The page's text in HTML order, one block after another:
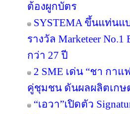
ต้องผูกบัตร
SYSTEMA ขึ้นแท่น
รางวัล Marketeer
กว่า 27 ปี
2 SME เด่น “ชา กา
คู่ชุมชน ดันผลผลิตเกษ
“เอวา”เปิดตัว